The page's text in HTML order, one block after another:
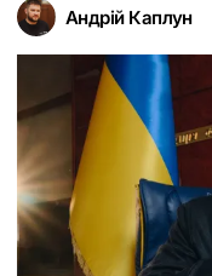
Андрій Каплун